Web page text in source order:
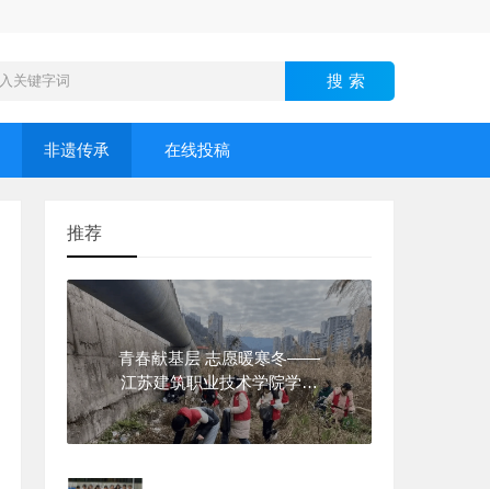
非遗传承 在线投稿
推荐
青春献基层 志愿暖寒冬——
江苏建筑职业技术学院学子
2026年